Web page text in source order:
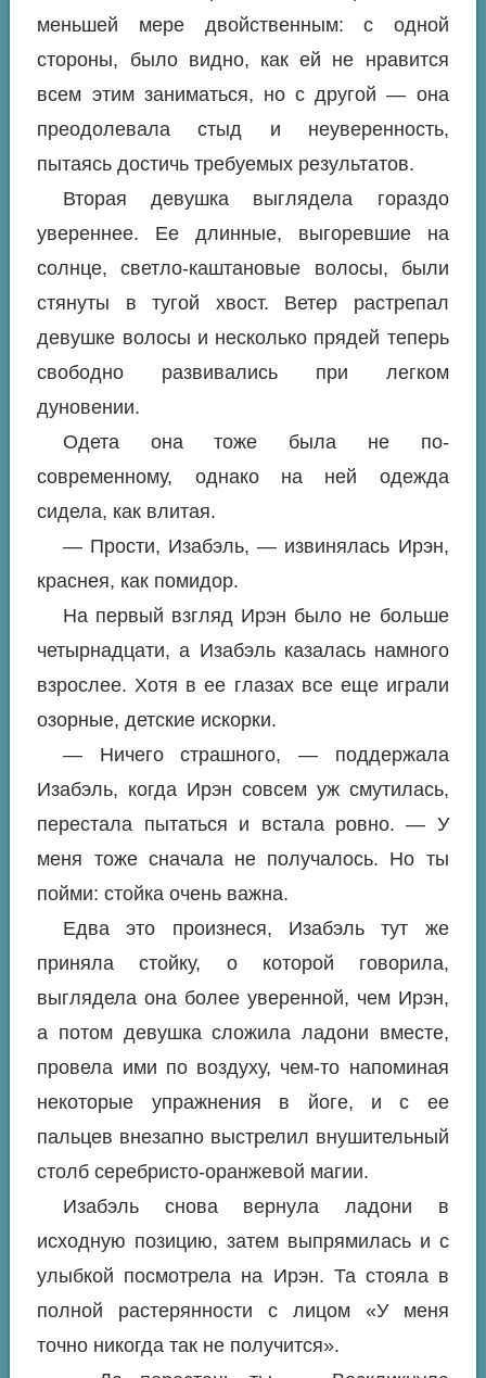
меньшей мере двойственным: с одной
стороны, было видно, как ей не нравится
всем этим заниматься, но с другой — она
преодолевала стыд и неуверенность,
пытаясь достичь требуемых результатов.
Вторая девушка выглядела гораздо
увереннее. Ее длинные, выгоревшие на
солнце, светло-каштановые волосы, были
стянуты в тугой хвост. Ветер растрепал
девушке волосы и несколько прядей теперь
свободно развивались при легком
дуновении.
Одета она тоже была не по-
современному, однако на ней одежда
сидела, как влитая.
— Прости, Изабэль, — извинялась Ирэн,
краснея, как помидор.
На первый взгляд Ирэн было не больше
четырнадцати, а Изабэль казалась намного
взрослее. Хотя в ее глазах все еще играли
озорные, детские искорки.
— Ничего страшного, — поддержала
Изабэль, когда Ирэн совсем уж смутилась,
перестала пытаться и встала ровно. — У
меня тоже сначала не получалось. Но ты
пойми: стойка очень важна.
Едва это произнеся, Изабэль тут же
приняла стойку, о которой говорила,
выглядела она более уверенной, чем Ирэн,
а потом девушка сложила ладони вместе,
провела ими по воздуху, чем-то напоминая
некоторые упражнения в йоге, и с ее
пальцев внезапно выстрелил внушительный
столб серебристо-оранжевой магии.
Изабэль снова вернула ладони в
исходную позицию, затем выпрямилась и с
улыбкой посмотрела на Ирэн. Та стояла в
полной растерянности с лицом «У меня
точно никогда так не получится».